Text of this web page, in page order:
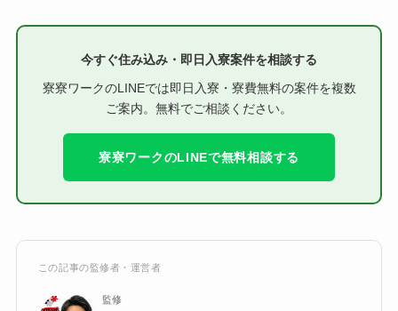
今すぐ住み込み・即日入寮案件を相談する
寮寮ワークのLINEでは即日入寮・寮費無料の案件を複数
ご案内。無料でご相談ください。
寮寮ワークのLINEで無料相談する
この記事の監修者・運営者
監修